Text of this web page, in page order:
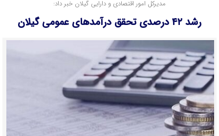
مدیرکل امور اقتصادی و دارایی گیلان خبر داد:
رشد ۴۲ درصدی تحقق درآمدهای عمومی گیلان